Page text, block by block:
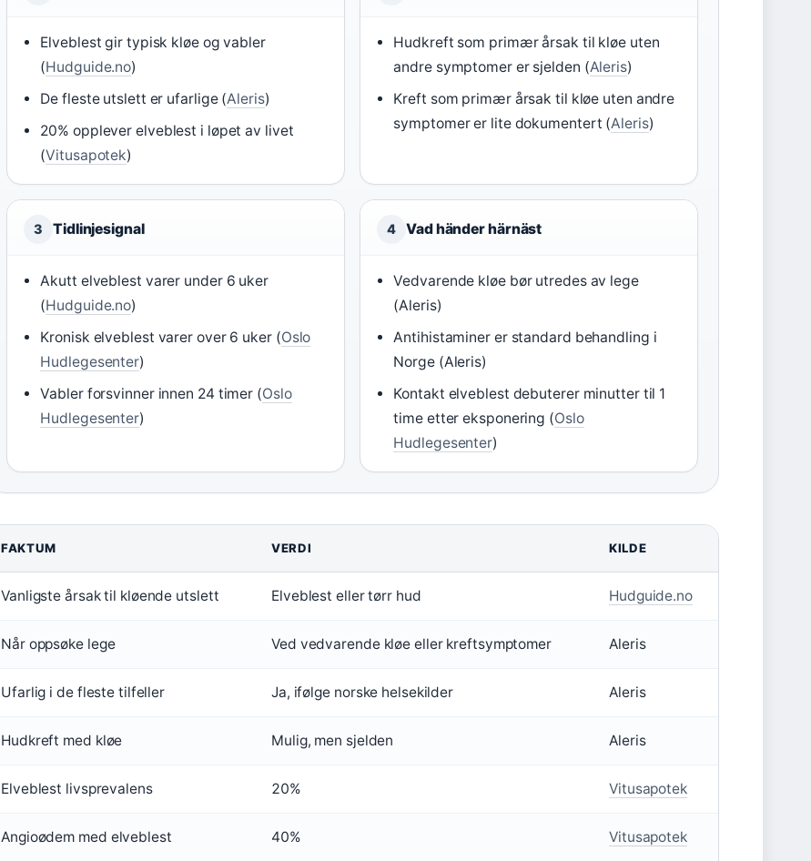
Elveblest gir typisk kløe og vabler
(Hudguide.no)
De fleste utslett er ufarlige (Aleris)
20% opplever elveblest i løpet av livet
(Vitusapotek)
Hudkreft som primær årsak til kløe uten
andre symptomer er sjelden (Aleris)
Kreft som primær årsak til kløe uten andre
symptomer er lite dokumentert (Aleris)
3 Tidlinjesignal
Akutt elveblest varer under 6 uker
(Hudguide.no)
Kronisk elveblest varer over 6 uker (Oslo
Hudlegesenter)
Vabler forsvinner innen 24 timer (Oslo
Hudlegesenter)
4 Vad händer härnäst
Vedvarende kløe bør utredes av lege
(Aleris)
Antihistaminer er standard behandling i
Norge (Aleris)
Kontakt elveblest debuterer minutter til 1
time etter eksponering (Oslo
Hudlegesenter)
FAKTUM VERDI KILDE
Vanligste årsak til kløende utslett Elveblest eller tørr hud Hudguide.no
Når oppsøke lege Ved vedvarende kløe eller kreftsymptomer Aleris
Ufarlig i de fleste tilfeller Ja, ifølge norske helsekilder Aleris
Hudkreft med kløe Mulig, men sjelden Aleris
Elveblest livsprevalens 20% Vitusapotek
Angioødem med elveblest 40% Vitusapotek